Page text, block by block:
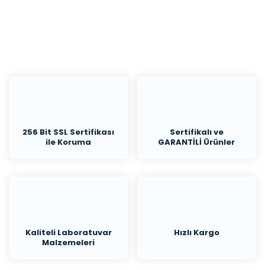
256 Bit SSL Sertifikası
ile Koruma
Sertifikalı ve
GARANTİLİ Ürünler
Kaliteli Laboratuvar
Malzemeleri
Hızlı Kargo